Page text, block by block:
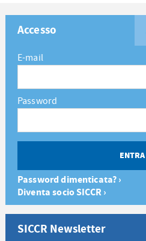
Accesso
E-mail
Password
Password dimenticata? ›
Diventa socio SICCR ›
SICCR Newsletter